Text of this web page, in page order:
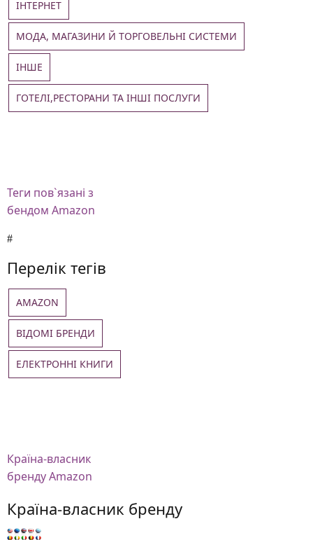
ІНТЕРНЕТ
МОДА, МАГАЗИНИ Й ТОРГОВЕЛЬНІ СИСТЕМИ
ІНШЕ
ГОТЕЛІ,РЕСТОРАНИ ТА ІНШІ ПОСЛУГИ
Теги пов`язані з
бендом Amazon
Перелік тегів
AMAZON
ВІДОМІ БРЕНДИ
ЕЛЕКТРОННІ КНИГИ
Країна-власник
бренду Amazon
Країна-власник бренду